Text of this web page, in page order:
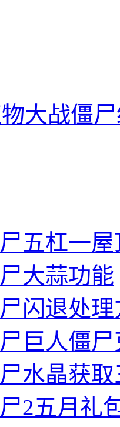
大战僵
五杠一
大蒜功能
闪退处理
巨人僵
水晶获
2五月礼